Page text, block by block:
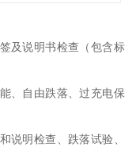
及说明书检查（包含标
、自由跌落、过充电保
说明检查、跌落试验、